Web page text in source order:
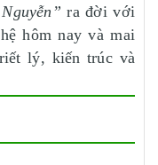
ra đời với
hôm nay và mai
lý, kiến trúc và